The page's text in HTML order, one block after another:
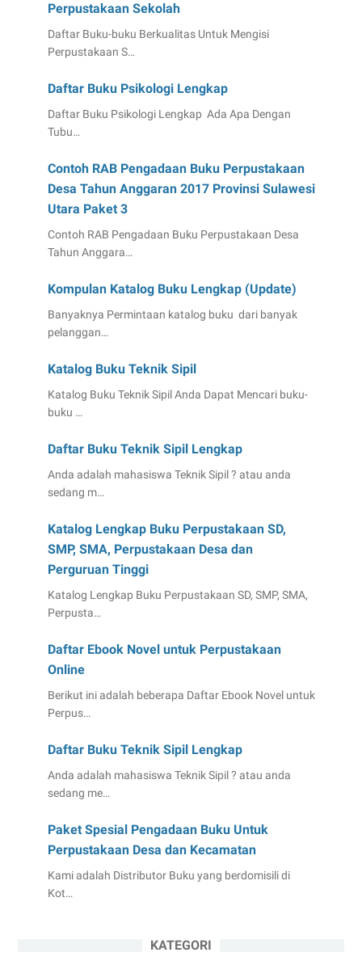
Perpustakaan Sekolah
Daftar Buku-buku Berkualitas Untuk Mengisi
Perpustakaan S…
Daftar Buku Psikologi Lengkap
Daftar Buku Psikologi Lengkap Ada Apa Dengan
Tubu…
Contoh RAB Pengadaan Buku Perpustakaan
Desa Tahun Anggaran 2017 Provinsi Sulawesi
Utara Paket 3
Contoh RAB Pengadaan Buku Perpustakaan Desa
Tahun Anggara…
Kompulan Katalog Buku Lengkap (Update)
Banyaknya Permintaan katalog buku dari banyak
pelanggan…
Katalog Buku Teknik Sipil
Katalog Buku Teknik Sipil Anda Dapat Mencari buku-
buku …
Daftar Buku Teknik Sipil Lengkap
Anda adalah mahasiswa Teknik Sipil ? atau anda
sedang m…
Katalog Lengkap Buku Perpustakaan SD,
SMP, SMA, Perpustakaan Desa dan
Perguruan Tinggi
Katalog Lengkap Buku Perpustakaan SD, SMP, SMA,
Perpusta…
Daftar Ebook Novel untuk Perpustakaan
Online
Berikut ini adalah beberapa Daftar Ebook Novel untuk
Perpus…
Daftar Buku Teknik Sipil Lengkap
Anda adalah mahasiswa Teknik Sipil ? atau anda
sedang me…
Paket Spesial Pengadaan Buku Untuk
Perpustakaan Desa dan Kecamatan
Kami adalah Distributor Buku yang berdomisili di
Kot…
KATEGORI